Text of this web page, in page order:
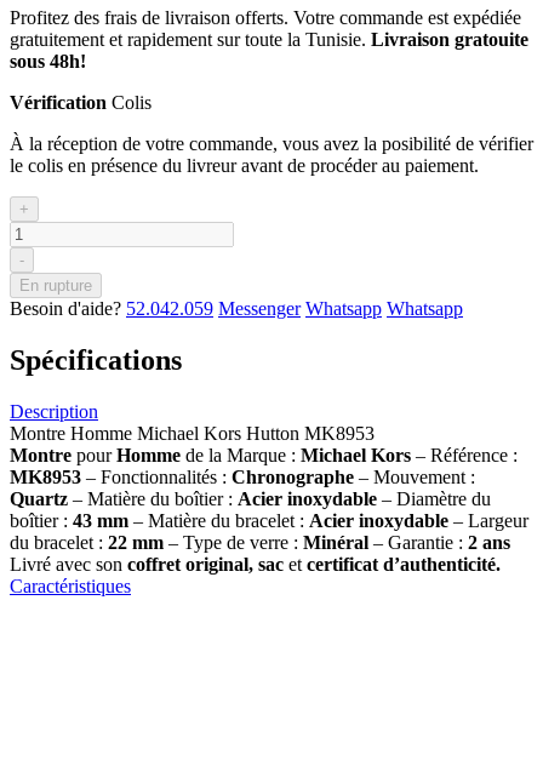
Profitez des frais de livraison offerts. Votre commande est expédiée
gratuitement et rapidement sur toute la Tunisie. Livraison gratouite
sous 48h!
Vérification Colis
À la réception de votre commande, vous avez la posibilité de vérifier
le colis en présence du livreur avant de procéder au paiement.
+
-
En rupture
Besoin d'aide? 52.042.059 Messenger Whatsapp Whatsapp
Spécifications
Description
Montre Homme Michael Kors Hutton MK8953
Montre pourHomme de la Marque : Michael Kors – Référence :
MK8953 – Fonctionnalités : Chronographe – Mouvement :
Quartz – Matière du boîtier : Acier inoxydable – Diamètre du
boîtier : 43 mm – Matière du bracelet : Acier inoxydable – Largeur
du bracelet : 22 mm – Type de verre : Minéral – Garantie : 2 ans
Livré avec son coffret original, sac et certificat d’authenticité.
Caractéristiques